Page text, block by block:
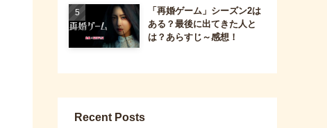
「再婚ゲーム」シーズン2は
ある？最後に出てきた人と
は？あらすじ～感想！
Recent Posts